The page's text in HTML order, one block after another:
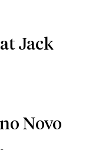
Jack
Novo